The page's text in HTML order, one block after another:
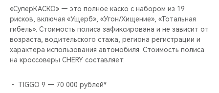
«СуперКАСКО» — это полное каско с набором из 19
рисков, включая «Ущерб», «Угон/Хищение», «Тотальная
гибель». Стоимость полиса зафиксирована и не зависит от
возраста, водительского стажа, региона регистрации и
характера использования автомобиля. Стоимость полиса
на кроссоверы CHERY составляет:
• TIGGO 9 — 70 000 рублей*